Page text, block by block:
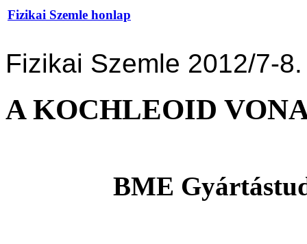
Fizikai Szemle honlap
Fizikai Szemle 2012/7-
A KOCHLEOID
BME